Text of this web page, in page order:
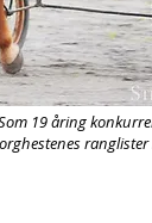
19 åring